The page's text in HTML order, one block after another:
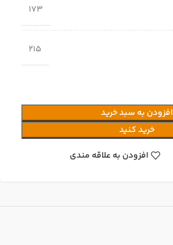
173
215
افزودن به سبد خرید
خرید کنید
افزودن به علاقه مندی